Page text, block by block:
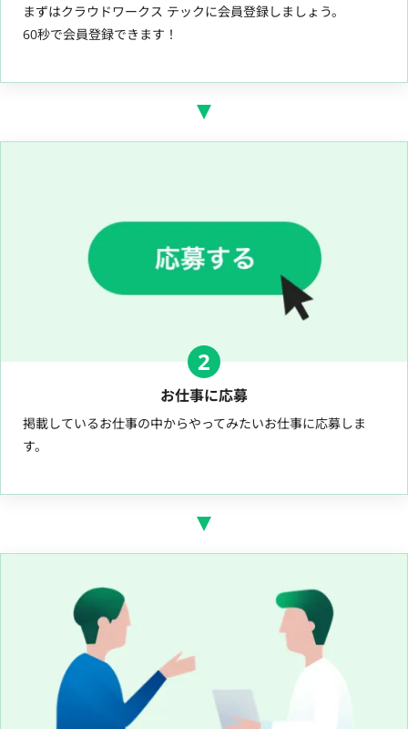
まずはクラウドワークス テックに会員登録しましょう。
60秒で会員登録できます！
2
お仕事に応募
掲載しているお仕事の中からやってみたいお仕事に応募しま
す。